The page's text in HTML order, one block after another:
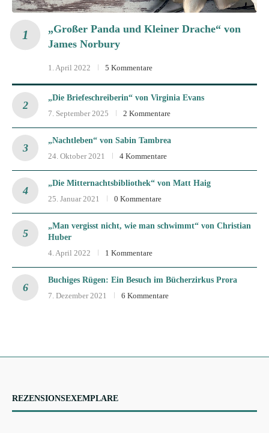
„Großer Panda und Kleiner Drache“ von
James Norbury
1. April 2022 5 Kommentare
„Die Briefeschreiberin“ von Virginia Evans
7. September 2025
2 Kommentare
„Nachtleben“ von Sabin Tambrea
24. Oktober 2021
4 Kommentare
„Die Mitternachtsbibliothek“ von Matt Haig
25. Januar 2021
0 Kommentare
„Man vergisst nicht, wie man schwimmt“ von Christian
Huber
4. April 2022
1 Kommentare
Buchiges Rügen: Ein Besuch im Bücherzirkus Prora
7. Dezember 2021
6 Kommentare
REZENSIONSEXEMPLARE